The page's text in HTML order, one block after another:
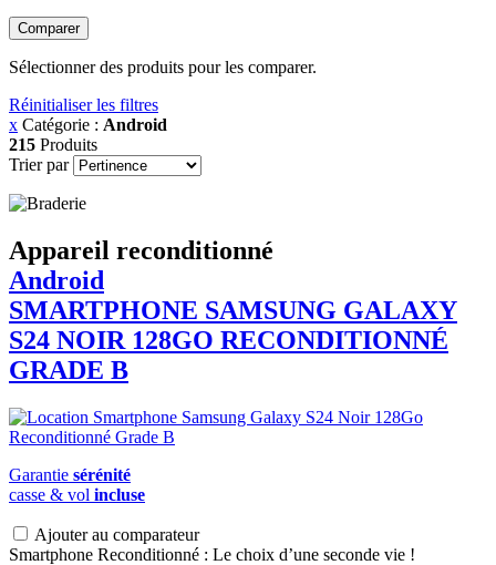
Comparer
Sélectionner des produits pour les comparer.
Réinitialiser les filtres
x Catégorie : Android
215 Produits
Trier par
Appareil reconditionné
Android
SMARTPHONE SAMSUNG GALAXY
S24 NOIR 128GO RECONDITIONNÉ
GRADE B
Garantie sérénité
casse & vol incluse
Ajouter au comparateur
Smartphone Reconditionné : Le choix d’une seconde vie !